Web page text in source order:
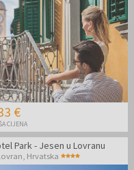
€
CIJENA
Park - Jesen u Lovranu
, Hrvatska